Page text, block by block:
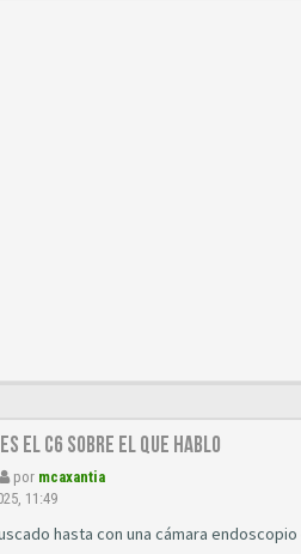
el c6 sobre el que hablo
por mcaxantia
11:49
hasta con una cámara